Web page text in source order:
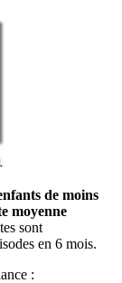
de moins
moyenne
sont
en 6 mois.
: